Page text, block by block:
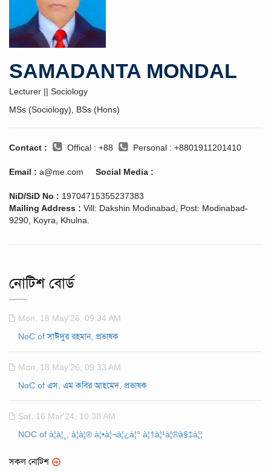
SAMADANTA MONDAL
Lecturer || Sociology
MSs (Sociology), BSs (Hons)
Contact : Offical : +88 Personal : +8801911201410
Email : a@me.com Social Media :
NiD/SiD No : 19704715355237383
Mailing Address : Vill: Dakshin Modinabad, Post: Modinabad-
9290, Koyra, Khulna.
নোটিশ বোর্ড
Mon, 18 May'26, 09:34 AM
NoC of সাঈদুর রহমান, প্রভাষক
Mon, 18 May'26, 09:33 AM
NoC of এস, এম কবির আহমেদ, প্রভাষক
Sat, 16 Mar'24, 10:38 AM
NOC of à¦à¦¸, à¦à¦® à¦•à¦¬à¦¿à¦° à¦†à¦¹à¦®à§‡à¦¦
সকল নোটিশ